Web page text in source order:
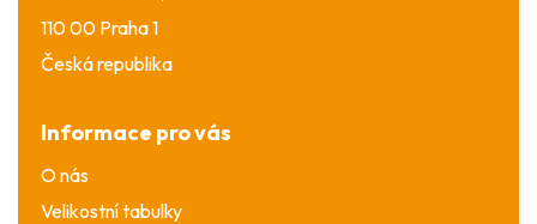
110 00 Praha 1
Česká republika
Informace pro vás
O nás
Velikostní tabulky